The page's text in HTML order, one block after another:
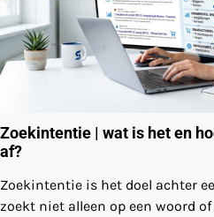
Zoekintentie | wat is het en
af?
Zoekintentie is het doel achter
zoekt niet alleen op een woord